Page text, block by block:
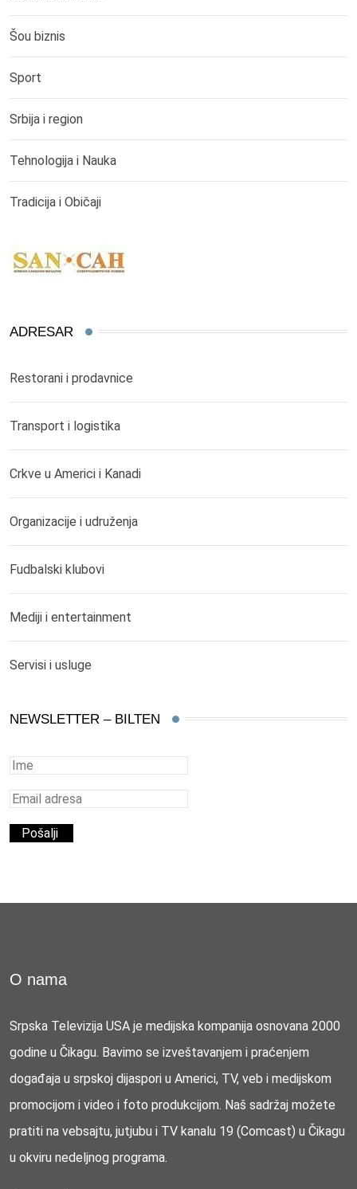
Šou biznis
Sport
Srbija i region
Tehnologija i Nauka
Tradicija i Običaji
ADRESAR
Restorani i prodavnice
Transport i logistika
Crkve u Americi i Kanadi
Organizacije i udruženja
Fudbalski klubovi
Mediji i entertainment
Servisi i usluge
NEWSLETTER – BILTEN
O nama
Srpska Televizija USA je medijska kompanija osnovana 2000
godine u Čikagu. Bavimo se izveštavanjem i praćenjem
događaja u srpskoj dijaspori u Americi, TV, veb i medijskom
promocijom i video i foto produkcijom. Naš sadržaj možete
pratiti na vebsajtu, jutjubu i TV kanalu 19 (Comcast) u Čikagu
u okviru nedeljnog programa.